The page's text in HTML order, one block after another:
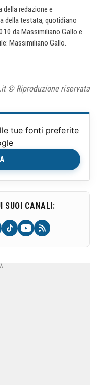
redazione e
della testata, quotidiano
da Massimiliano Gallo e
Massimiliano Gallo.
© Riproduzione riservata
tue fonti preferite
SUOI CANALI: